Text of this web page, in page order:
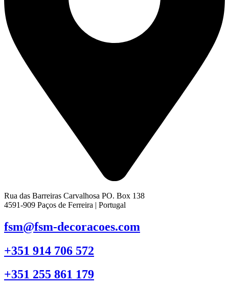
Rua das Barreiras Carvalhosa PO. Box 138
4591-909 Paços de Ferreira | Portugal
fsm@fsm-decoracoes.com
+351 914 706 572
+351 255 861 179